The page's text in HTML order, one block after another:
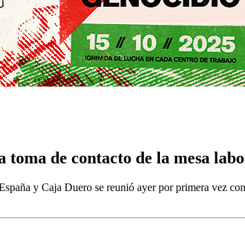
toma de contacto de la mesa
y Caja Duero se reunió ayer por primera vez